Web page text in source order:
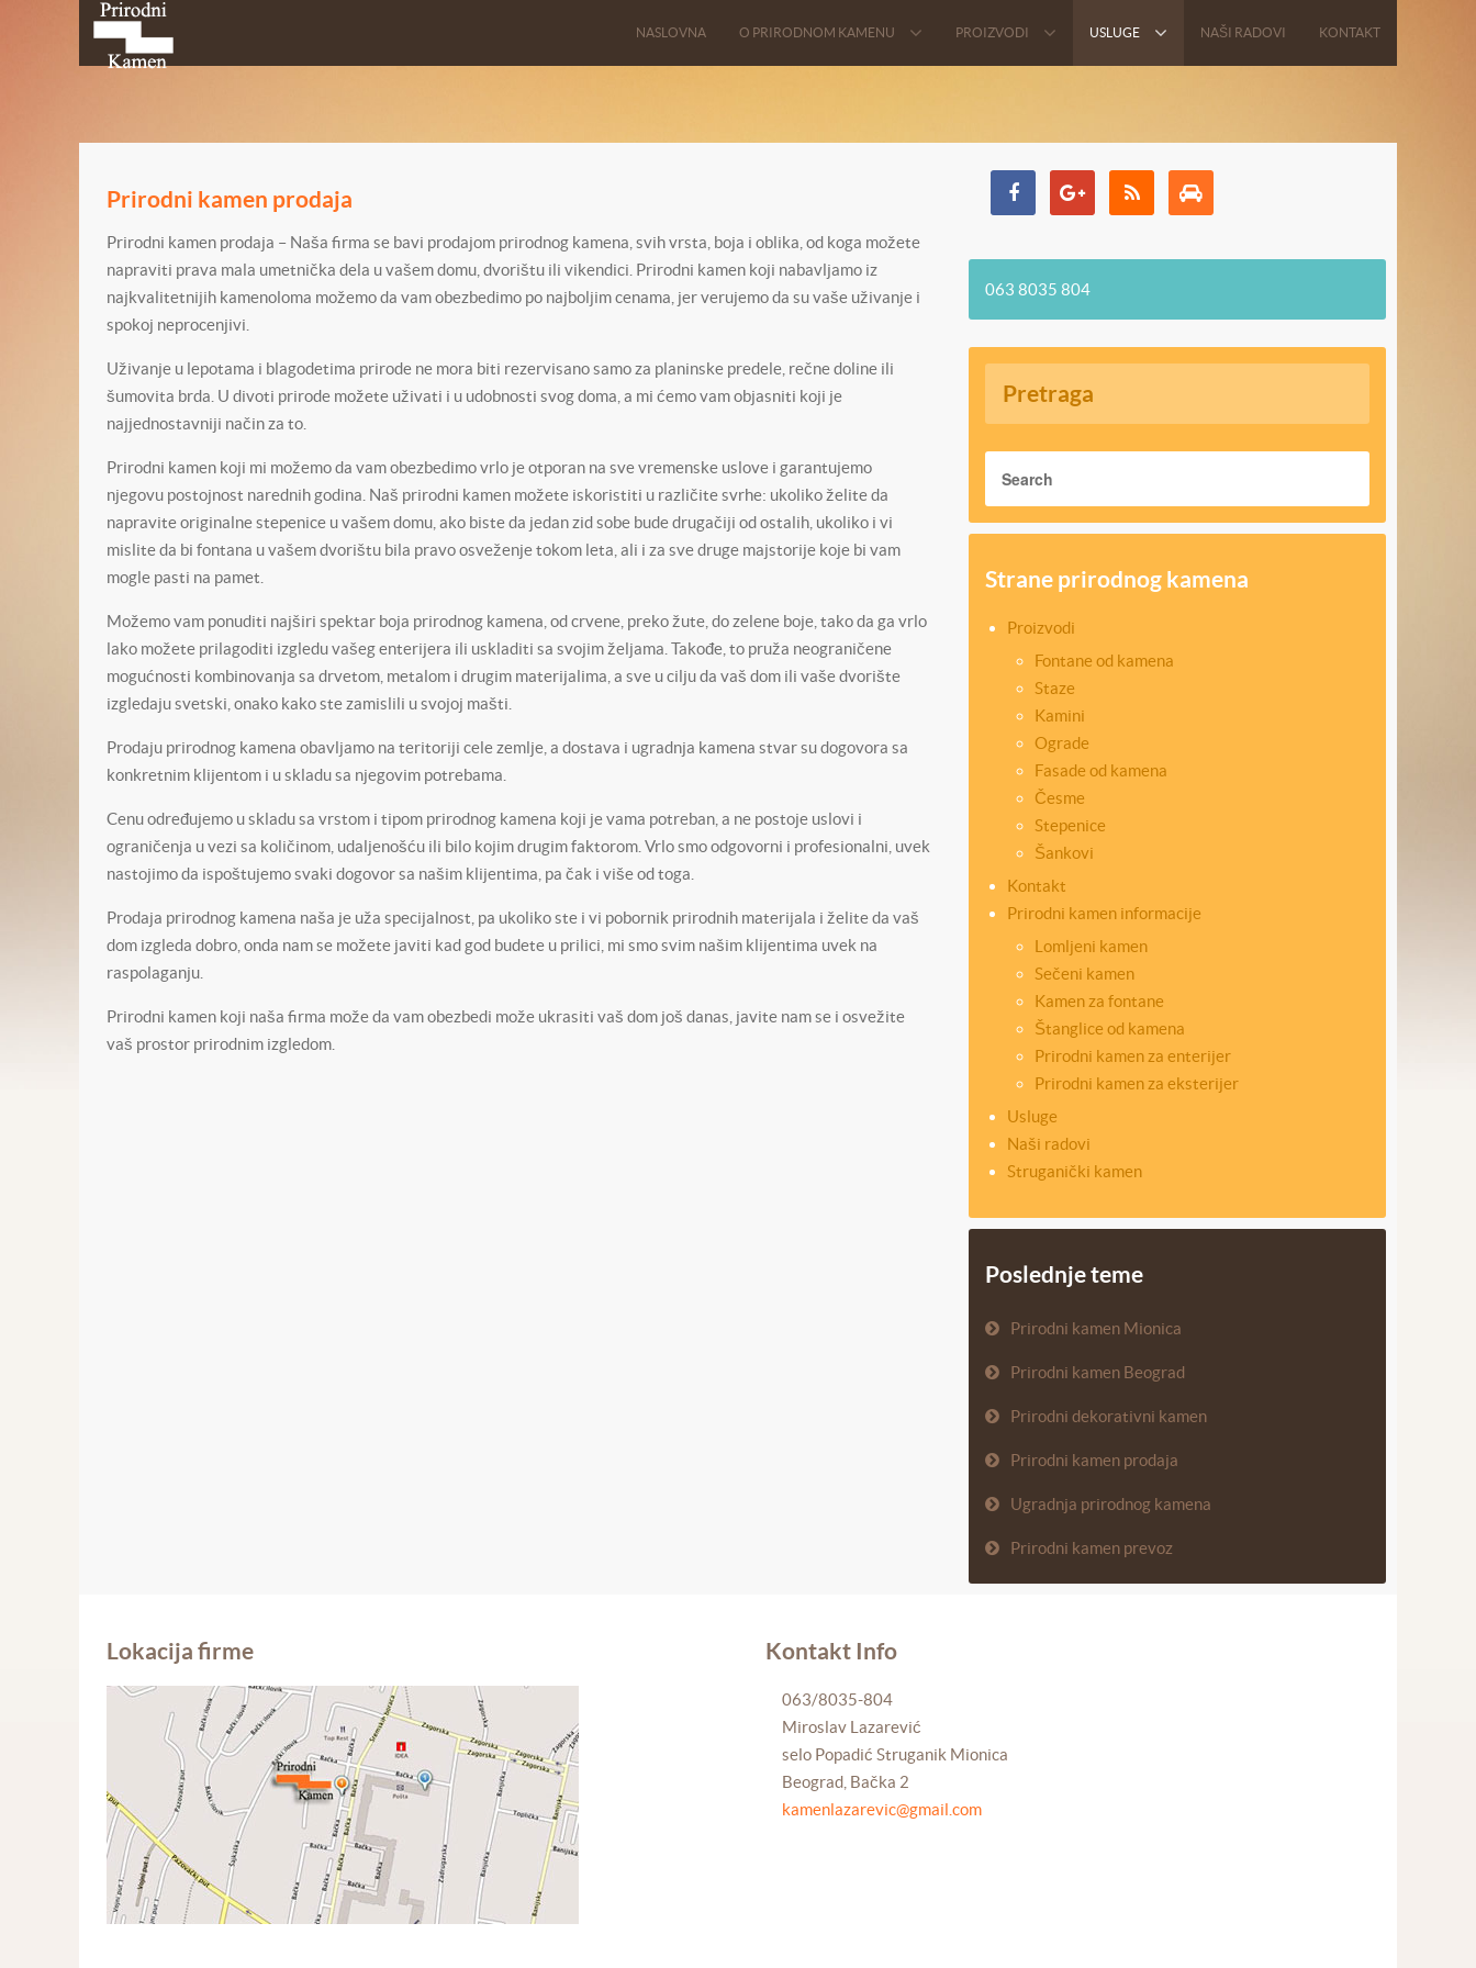
NASLOVNA O PRIRODNOM KAMENU PROIZVODI USLUGE NAŠI RADOVI KONTAKT
Prirodni kamen prodaja
Prirodni kamen prodaja – Naša firma se bavi prodajom prirodnog kamena, svih vrsta, boja i oblika, od koga možete
napraviti prava mala umetnička dela u vašem domu, dvorištu ili vikendici. Prirodni kamen koji nabavljamo iz
najkvalitetnijih kamenoloma možemo da vam obezbedimo po najboljim cenama, jer verujemo da su vaše uživanje i
spokoj neprocenjivi.
Uživanje u lepotama i blagodetima prirode ne mora biti rezervisano samo za planinske predele, rečne doline ili
šumovita brda. U divoti prirode možete uživati i u udobnosti svog doma, a mi ćemo vam objasniti koji je
najjednostavniji način za to.
Prirodni kamen koji mi možemo da vam obezbedimo vrlo je otporan na sve vremenske uslove i garantujemo
njegovu postojnost narednih godina. Naš prirodni kamen možete iskoristiti u različite svrhe: ukoliko želite da
napravite originalne stepenice u vašem domu, ako biste da jedan zid sobe bude drugačiji od ostalih, ukoliko i vi
mislite da bi fontana u vašem dvorištu bila pravo osveženje tokom leta, ali i za sve druge majstorije koje bi vam
mogle pasti na pamet.
Možemo vam ponuditi najširi spektar boja prirodnog kamena, od crvene, preko žute, do zelene boje, tako da ga vrlo
lako možete prilagoditi izgledu vašeg enterijera ili uskladiti sa svojim željama. Takođe, to pruža neograničene
mogućnosti kombinovanja sa drvetom, metalom i drugim materijalima, a sve u cilju da vaš dom ili vaše dvorište
izgledaju svetski, onako kako ste zamislili u svojoj mašti.
Prodaju prirodnog kamena obavljamo na teritoriji cele zemlje, a dostava i ugradnja kamena stvar su dogovora sa
konkretnim klijentom i u skladu sa njegovim potrebama.
Cenu određujemo u skladu sa vrstom i tipom prirodnog kamena koji je vama potreban, a ne postoje uslovi i
ograničenja u vezi sa količinom, udaljenošću ili bilo kojim drugim faktorom. Vrlo smo odgovorni i profesionalni, uvek
nastojimo da ispoštujemo svaki dogovor sa našim klijentima, pa čak i više od toga.
Prodaja prirodnog kamena naša je uža specijalnost, pa ukoliko ste i vi pobornik prirodnih materijala i želite da vaš
dom izgleda dobro, onda nam se možete javiti kad god budete u prilici, mi smo svim našim klijentima uvek na
raspolaganju.
Prirodni kamen koji naša firma može da vam obezbedi može ukrasiti vaš dom još danas, javite nam se i osvežite
vaš prostor prirodnim izgledom.
063 8035 804
Pretraga
Strane prirodnog kamena
Proizvodi
Fontane od kamena
Staze
Kamini
Ograde
Fasade od kamena
Česme
Stepenice
Šankovi
Kontakt
Prirodni kamen informacije
Lomljeni kamen
Sečeni kamen
Kamen za fontane
Štanglice od kamena
Prirodni kamen za enterijer
Prirodni kamen za eksterijer
Usluge
Naši radovi
Struganički kamen
Poslednje teme
Prirodni kamen Mionica
Prirodni kamen Beograd
Prirodni dekorativni kamen
Prirodni kamen prodaja
Ugradnja prirodnog kamena
Prirodni kamen prevoz
Lokacija firme Kontakt Info
063/8035-804
Miroslav Lazarević
selo Popadić Struganik Mionica
Beograd, Bačka 2
kamenlazarevic@gmail.com